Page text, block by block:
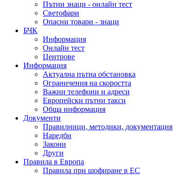
Пътни знаци - онлайн тест
Светофари
Опасни товари - знаци
БЧК
Информация
Онлайн тест
Центрове
Информация
Актуална пътна обстановка
Ограничения на скоростта
Важни телефони и адреси
Европейски пътни такси
Обща информация
Документи
Правилници, методики, документация
Наредби
Закони
Други
Правила в Европа
Правила при шофиране в ЕС